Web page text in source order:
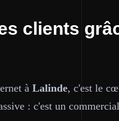
clients
à Lalinde, c'est le
: c'est un